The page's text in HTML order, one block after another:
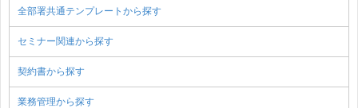
全部署共通テンプレートから探す
セミナー関連から探す
契約書から探す
業務管理から探す